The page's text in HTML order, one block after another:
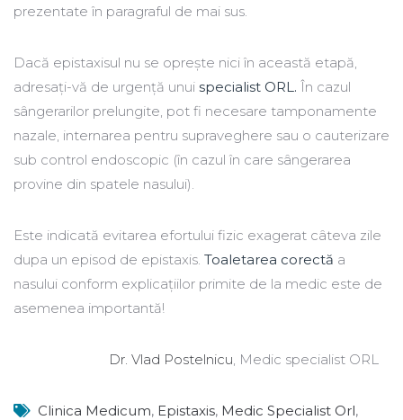
prezentate în paragraful de mai sus.
Dacă epistaxisul nu se oprește nici în această etapă,
adresați-vă de urgență unui specialist ORL. În cazul
sângerarilor prelungite, pot fi necesare tamponamente
nazale, internarea pentru supraveghere sau o cauterizare
sub control endoscopic (în cazul în care sângerarea
provine din spatele nasului).
Este indicată evitarea efortului fizic exagerat câteva zile
dupa un episod de epistaxis. Toaletarea corectă a
nasului conform explicațiilor primite de la medic este de
asemenea importantă!
Dr. Vlad Postelnicu , Medic specialist ORL
Clinica Medicum, Epistaxis, Medic Specialist Orl,